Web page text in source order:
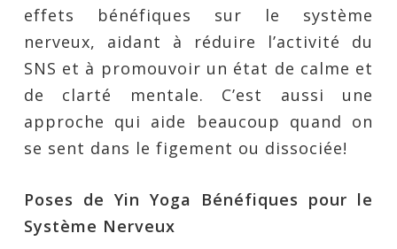
effets bénéfiques sur le système
nerveux, aidant à réduire l’activité du
SNS et à promouvoir un état de calme et
de clarté mentale. C’est aussi une
approche qui aide beaucoup quand on
se sent dans le figement ou dissociée!
Poses de Yin Yoga Bénéfiques pour le
Système Nerveux